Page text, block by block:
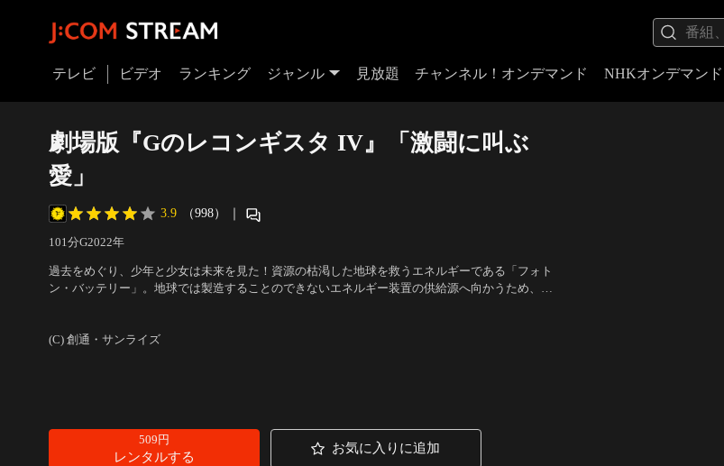
テレビ ビデオ ランキング ジャンル 見放題 チャンネル！オンデマンド NHKオンデマンド
劇場版『Gのレコンギスタ IV』「激闘に叫ぶ
愛」
3.9 （998） ｜
101分G2022年
過去をめぐり、少年と少女は未来を見た！資源の枯渇した地球を救うエネルギーである「フォト
ン・バッテリー」。地球では製造することのできないエネルギー装置の供給源へ向かうため、地
(C) 創通・サンライズ
509円
レンタルする
お気に入りに追加